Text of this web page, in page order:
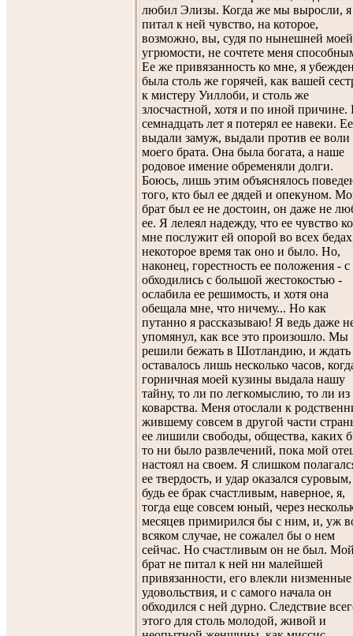
любил Элизы. Когда же мы выросли, я
питал к ней чувство, на которое,
возможно, вы, судя по нынешней моей
угрюмости, не сочтете меня
Ее же привязанность ко мне, я
была столь же горячей, как вашей
к мистеру Уиллоби, и столь же
злосчастной, хотя и по иной причине.
семнадцать лет я потерял ее навеки. Ее
выдали замуж, выдали против ее воли
моего брата. Она была богата, а наше
родовое имение обременяли долги.
Боюсь, лишь этим объяснялось
того, кто был ее дядей и опекуном.
брат был ее не достоин, он даже не
ее. Я лелеял надежду, что ее чувство ко
мне послужит ей опорой во всех
некоторое время так оно и было. Но,
наконец, горестность ее положения -
обходились с большой жестокостью -
ослабила ее решимость, и хотя она
обещала мне, что ничему... Но как
путанно я рассказываю! Я ведь даже
упомянул, как все это произошло. Мы
решили бежать в Шотландию, и ждать
оставалось лишь несколько часов,
горничная моей кузины выдала нашу
тайну, то ли по легкомыслию, то ли из
коварства. Меня отослали к
жившему совсем в другой части
ее лишили свободы, общества, каких
то ни было развлечений, пока мой
настоял на своем. Я слишком
ее твердость, и удар оказался
будь ее брак счастливым, наверное, я,
тогда еще совсем юный, через
месяцев примирился бы с ним, и, уж
всяком случае, не сожалел бы о нем
сейчас. Но счастливым он не был.
брат не питал к ней ни малейшей
привязанности, его влекли низменные
удовольствия, и с самого начала он
обходился с ней дурно. Следствие
этого для столь молодой, живой и